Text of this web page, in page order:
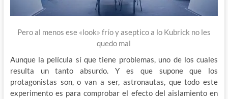
Pero al menos ese «look» frío y aseptico a lo Kubrick no les
quedo mal
Aunque la película sí que tiene problemas, uno de los cuales
resulta un tanto absurdo. Y es que supone que los
protagonistas son, o van a ser, astronautas, que todo este
experimento es para comprobar el efecto del aislamiento en